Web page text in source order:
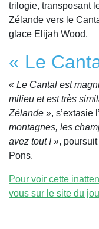
trilogie, transposant
Zélande vers le
glace Elijah Wood.
« Le
« Le Cantal est
milieu et est très
Zélande », s’extasie
montagnes, les
avez tout !», poursuit
Pons.
Pour voir cette
vous sur le site du